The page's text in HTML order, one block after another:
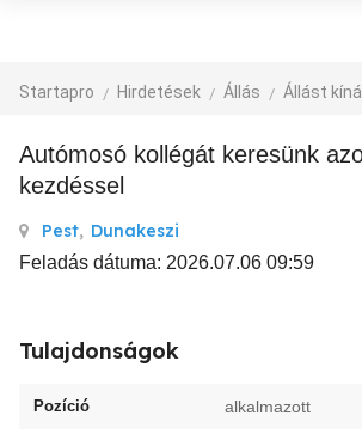
Startapro Hirdetések Állás Állást kínál
Autómosó kollégát keresünk azonnali
kezdéssel
Pest, Dunakeszi
Feladás dátuma: 2026.07.06 09:59
Tulajdonságok
Pozíció alkalmazott